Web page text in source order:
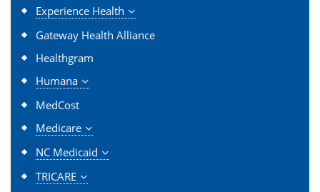
Experience Health
Gateway Health Alliance
Healthgram
Humana
MedCost
Medicare
NC Medicaid
TRICARE